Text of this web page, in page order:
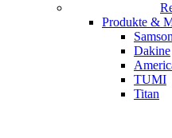
Produkte &
Dakine
TUMI
Titan